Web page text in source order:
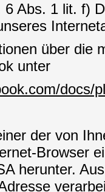
6 Abs. 1 lit. f)
über die
unter
docs/
der von
Browser
herunter.